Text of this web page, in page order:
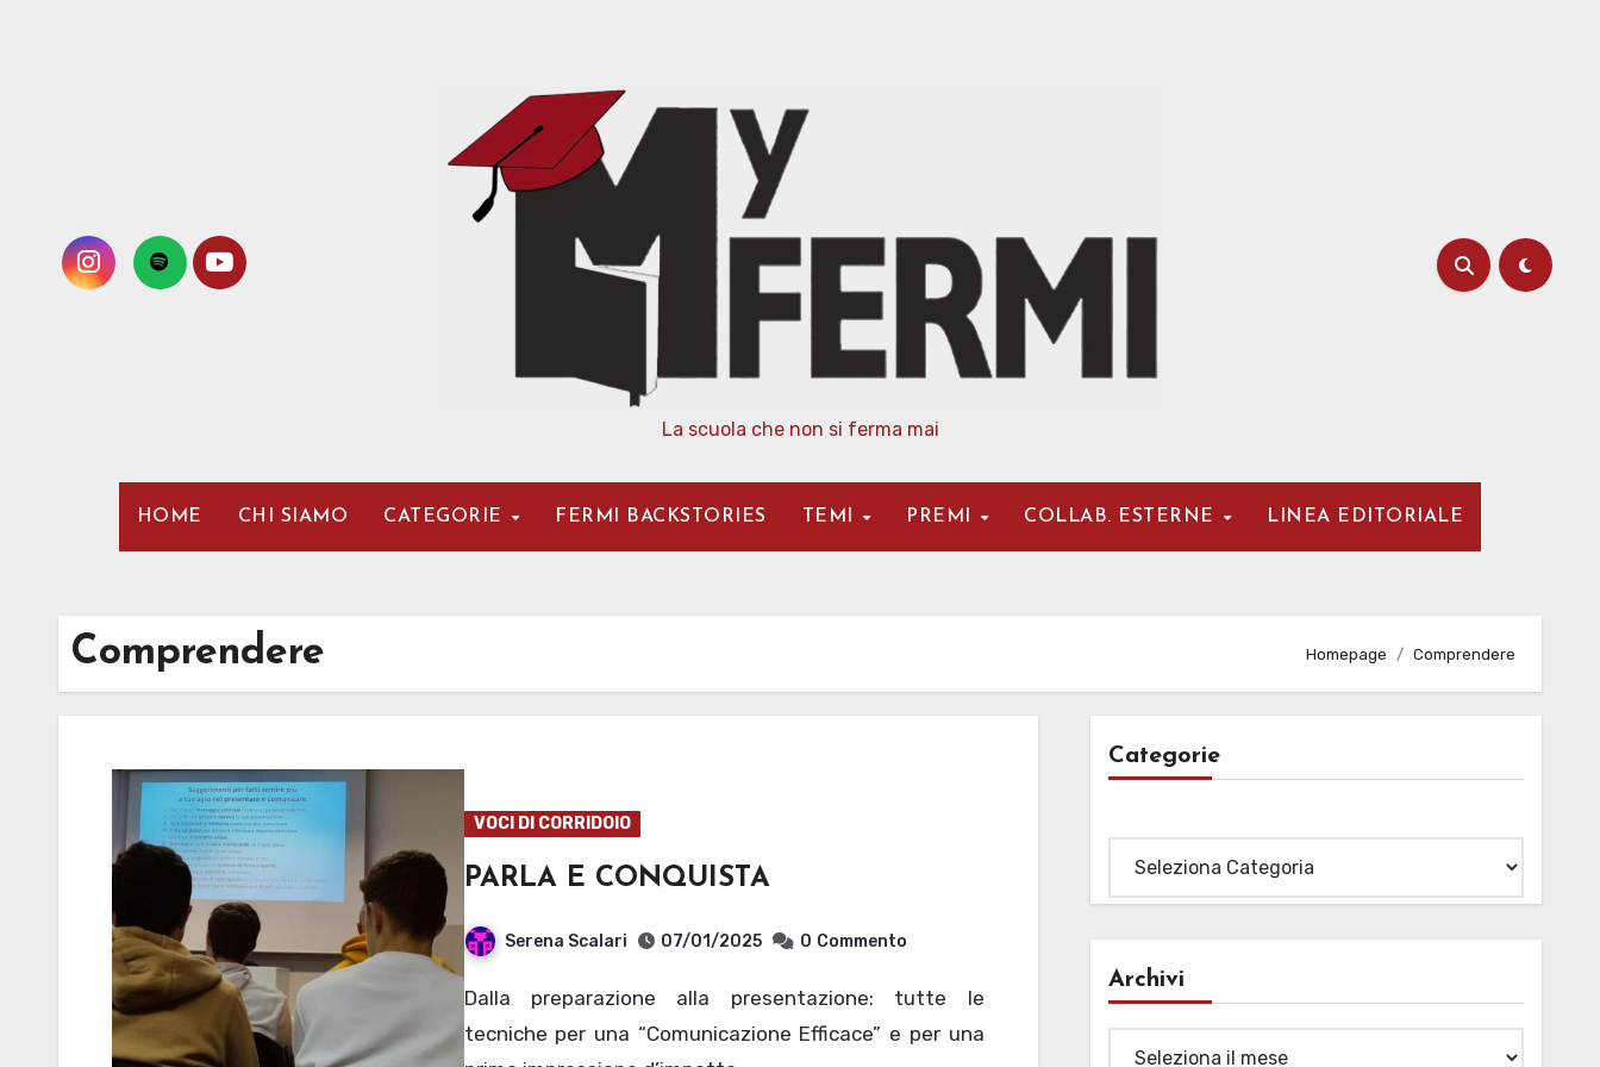
La scuola che non si ferma mai
HOME CHI SIAMO CATEGORIE FERMI BACKSTORIES TEMI PREMI COLLAB. ESTERNE LINEA EDITORIALE
Comprendere Homepage Comprendere
VOCI DI CORRIDOIO
PARLA E CONQUISTA
Serena Scalari 07/01/2025 0 Commento
Dalla preparazione alla presentazione: tutte le
tecniche per una “Comunicazione Efficace” e per una
Categorie
Archivi